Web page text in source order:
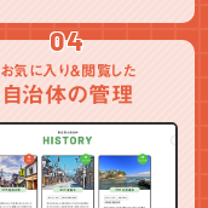
04
お気に入り＆閲覧した
自治体の管理